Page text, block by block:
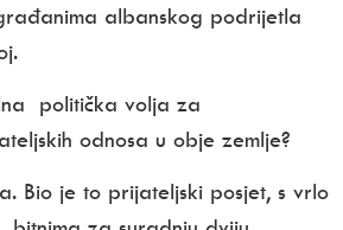
albanskog podrijetla
politička volja za
odnosa u obje zemlje?
Bio je to prijateljski posjet, s vrlo